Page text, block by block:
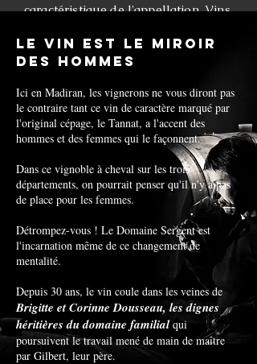
caractéristique de l'appellation. Vins
généreux,
LE VIN EST LE MIROIR
DES HOMMES
Ici en Madiran, les vignerons ne vous diront pas
le contraire tant ce vin de caractère marqué par
l'original cépage, le Tannat, a l'accent des
hommes et des femmes qui le façonnent.
Dans ce vignoble à cheval sur les trois
départements, on pourrait penser qu'il n'y a pas
de place pour les femmes.
Détrompez-vous ! Le Domaine Sergent est
l'incarnation même de ce changement de
mentalité.
Depuis 30 ans, le vin coule dans les veines de
Brigitte et Corinne Dousseau, les dignes
héritières du domaine familial qui
poursuivent le travail mené de main de maître
par Gilbert, leur père.